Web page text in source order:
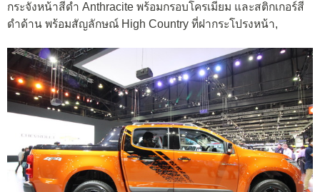
กระจังหน้าสีดำ Anthracite พร้อมกรอบโครเมียม และสติกเกอร์สี
ดำด้าน พร้อมสัญลักษณ์ High Country ที่ฝากระโปรงหน้า,